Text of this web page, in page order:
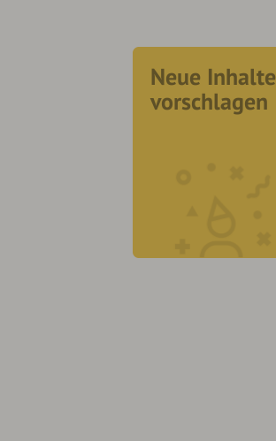
Neue Inhalte
vorschlagen